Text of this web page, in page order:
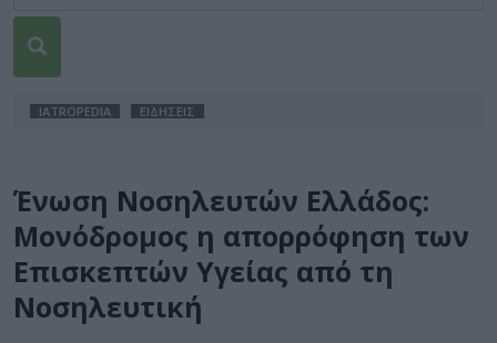
IATROPEDIA ΕΙΔΗΣΕΙΣ
Ένωση Νοσηλευτών Ελλάδος:
Μονόδρομος η απορρόφηση των
Επισκεπτών Υγείας από τη
Νοσηλευτική